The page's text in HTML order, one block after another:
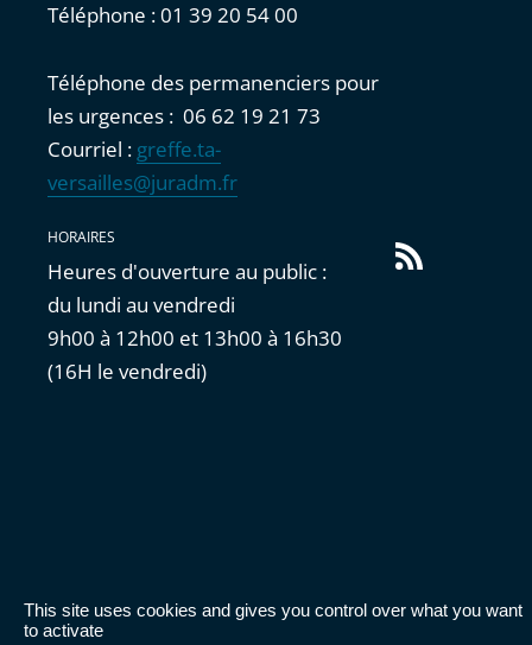
This site uses cookies and gives you control over what you want
to activate
Téléphone : 01 39 20 54 00
Téléphone des permanenciers pour
les urgences : 06 62 19 21 73
Courriel : greffe.ta-
versailles@juradm.fr
HORAIRES
Heures d'ouverture au public :
du lundi au vendredi
9h00 à 12h00 et 13h00 à 16h30
(16H le vendredi)
Flux
RSS
Accessibilité : partiellement conforme